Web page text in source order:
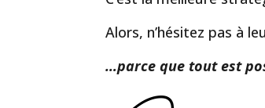
Alors, n’hésitez pas à
…parce que tout est